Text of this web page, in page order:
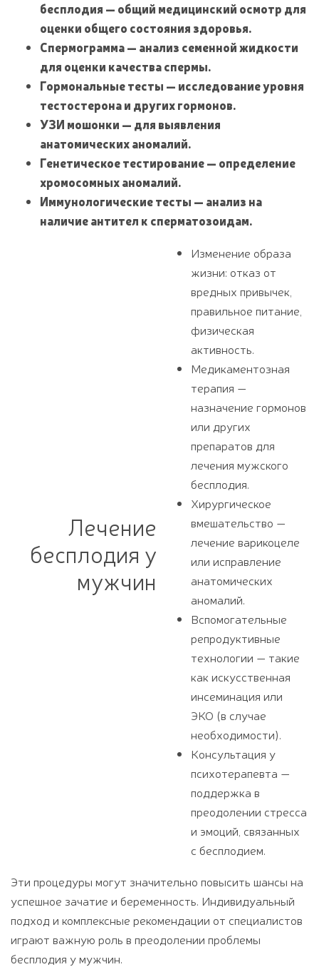
бесплодия — общий медицинский осмотр для
оценки общего состояния здоровья.
Спермограмма — анализ семенной жидкости
для оценки качества спермы.
Гормональные тесты — исследование уровня
тестостерона и других гормонов.
УЗИ мошонки — для выявления
анатомических аномалий.
Генетическое тестирование — определение
хромосомных аномалий.
Иммунологические тесты — анализ на
наличие антител к сперматозоидам.
Лечение
бесплодия у
мужчин
Изменение образа
жизни: отказ от
вредных привычек,
правильное питание,
физическая
активность.
Медикаментозная
терапия —
назначение гормонов
или других
препаратов для
лечения мужского
бесплодия.
Хирургическое
вмешательство —
лечение варикоцеле
или исправление
анатомических
аномалий.
Вспомогательные
репродуктивные
технологии — такие
как искусственная
инсеминация или
ЭКО (в случае
необходимости).
Консультация у
психотерапевта —
поддержка в
преодолении стресса
и эмоций, связанных
с бесплодием.
Эти процедуры могут значительно повысить шансы на
успешное зачатие и беременность. Индивидуальный
подход и комплексные рекомендации от специалистов
играют важную роль в преодолении проблемы
бесплодия у мужчин.